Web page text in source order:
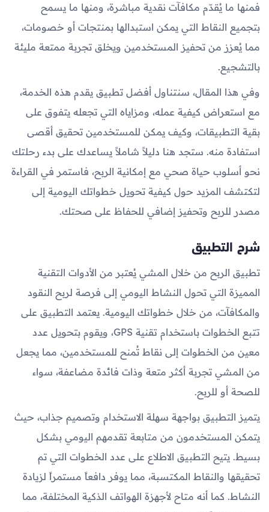
فمنها ما يُقدّم مكافآت نقدية مباشرة، ومنها ما يسمح
بتجميع النقاط التي يمكن استبدالها بمنتجات أو خصومات،
مما يُعزز من تحفيز المستخدمين ويخلق تجربة ممتعة مليئة
بالتشجيع.
وفي هذا المقال، سنتناول أفضل تطبيق يقدم هذه الخدمة،
مع استعراض كيفية عمله، ومزاياه التي تجعله يتفوق على
بقية التطبيقات، وكيف يمكن للمستخدمين تحقيق أقصى
استفادة منه. ستجد هنا دليلاً شاملاً يساعدك على بدء رحلتك
نحو أسلوب حياة صحي مع إمكانية الربح، فاستمر في القراءة
لتكتشف المزيد حول كيفية تحويل خطواتك اليومية إلى
مصدر للربح وتحفيز إضافي للحفاظ على صحتك.
شرح التطبيق
تطبيق الربح من خلال المشي يُعتبر من الأدوات التقنية
المميزة التي تحول النشاط اليومي إلى فرصة لربح النقود
والمكافآت، من خلال خطواتك اليومية. يعتمد التطبيق على
تتبع الخطوات باستخدام تقنية GPS، ويقوم بتحويل عدد
معين من الخطوات إلى نقاط تُمنح للمستخدمين، مما يجعل
من المشي تجربة أكثر متعة وذات فائدة مضاعفة، سواء
للصحة أو للربح.
يتميز التطبيق بواجهة سهلة الاستخدام وتصميم جذاب، حيث
يتمكن المستخدمون من متابعة تقدمهم اليومي بشكل
بسيط. يتيح التطبيق الاطلاع على عدد الخطوات التي تم
تحقيقها والنقاط المكتسبة، مما يوفر دافعاً مستمراً لزيادة
النشاط. كما أنه متاح لأجهزة الهواتف الذكية المختلفة، مما